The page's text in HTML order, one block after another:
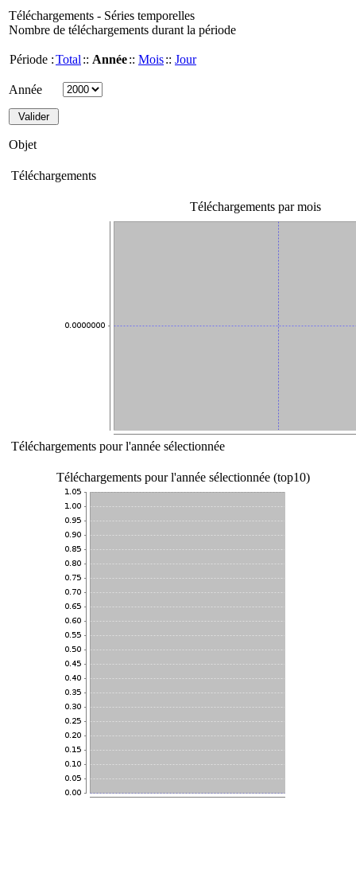
Téléchargements - Séries temporelles
Nombre de téléchargements durant la période
Période :Total :: Année:: Mois:: Jour
Année
Objet
Téléchargements
Téléchargements par mois
Téléchargements pour l'année sélectionnée
Téléchargements pour l'année sélectionnée (top10)